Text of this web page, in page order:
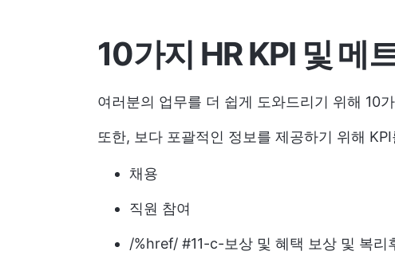
10가지 HR KPI 및 메
여러분의 업무를 더 쉽게 도와드리기 위해 10
또한, 보다 포괄적인 정보를 제공하기 위해
채용
직원 참여
/%href/ #11-c-보상 및 혜택 보상 및 복리